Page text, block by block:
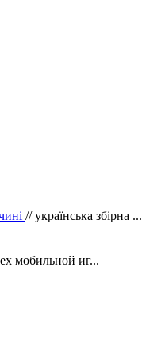
// українська збірна ...
мобильной иг...